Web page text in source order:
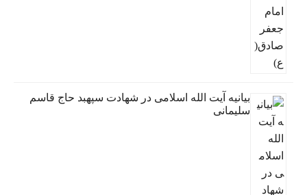
بیانیه آیت الله اسلامی در شهادت سپهبد حاج قاسم
سلیمانی